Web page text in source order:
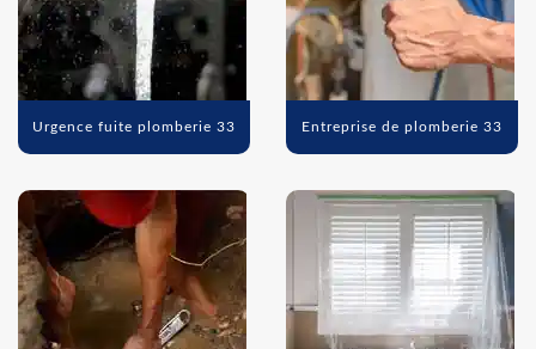
Urgence fuite plomberie 33 Entreprise de plomberie 33